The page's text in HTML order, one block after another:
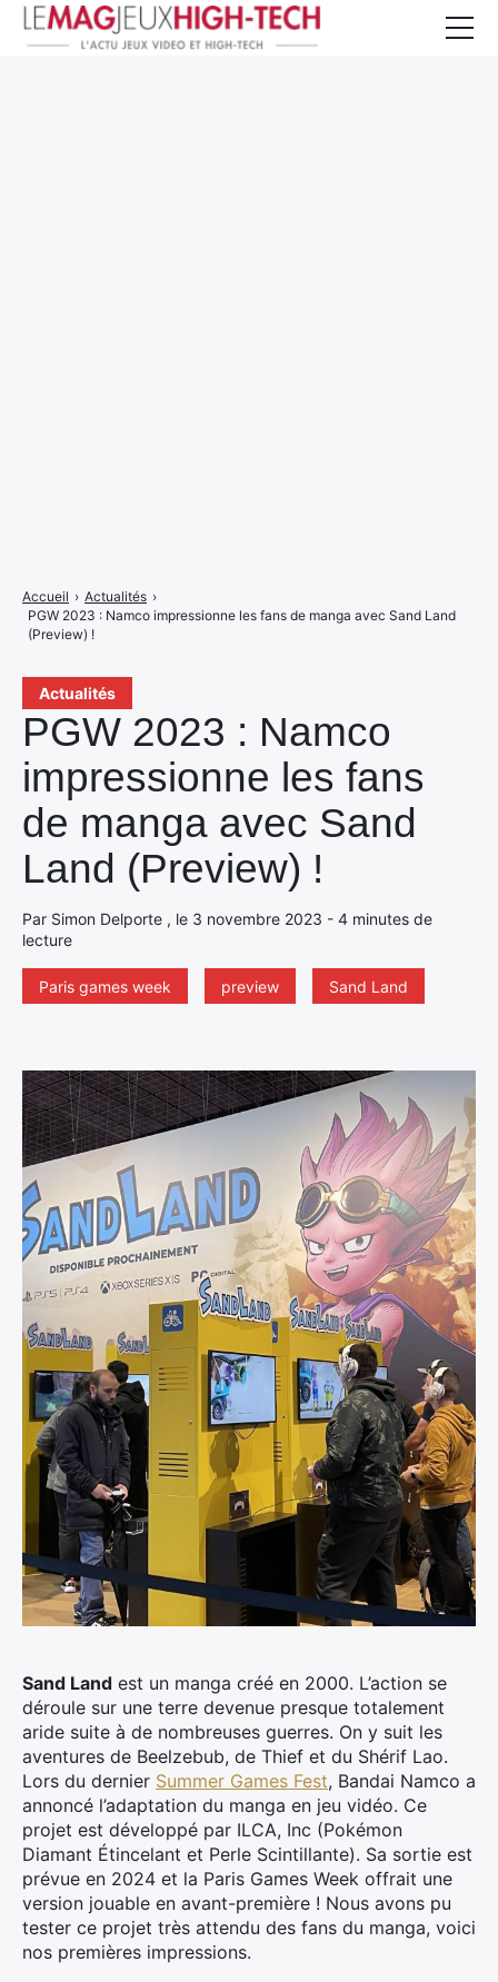
Actualités
PGW 2023 : Namco
impressionne les fans
de manga avec Sand
Land (Preview) !
Par Simon Delporte , le 3 novembre 2023 - 4 minutes de
lecture
Paris games week preview Sand Land
Accueil › Actualités ›
PGW 2023 : Namco impressionne les fans de manga avec Sand Land
(Preview) !
Sand Land est un manga créé en 2000. L’action se
déroule sur une terre devenue presque totalement
aride suite à de nombreuses guerres. On y suit les
aventures de Beelzebub, de Thief et du Shérif Lao.
Lors du dernier Summer Games Fest, Bandai Namco a
annoncé l’adaptation du manga en jeu vidéo. Ce
projet est développé par ILCA, Inc (Pokémon
Diamant Étincelant et Perle Scintillante). Sa sortie est
prévue en 2024 et la Paris Games Week offrait une
version jouable en avant-première ! Nous avons pu
tester ce projet très attendu des fans du manga, voici
nos premières impressions.